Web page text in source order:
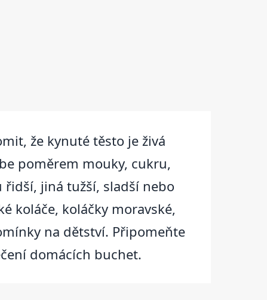
že kynuté těsto je živá
poměrem mouky, cukru,
jiná tužší, sladší nebo
koláče, koláčky moravské,
na dětství. Připomeňte
domácích buchet.